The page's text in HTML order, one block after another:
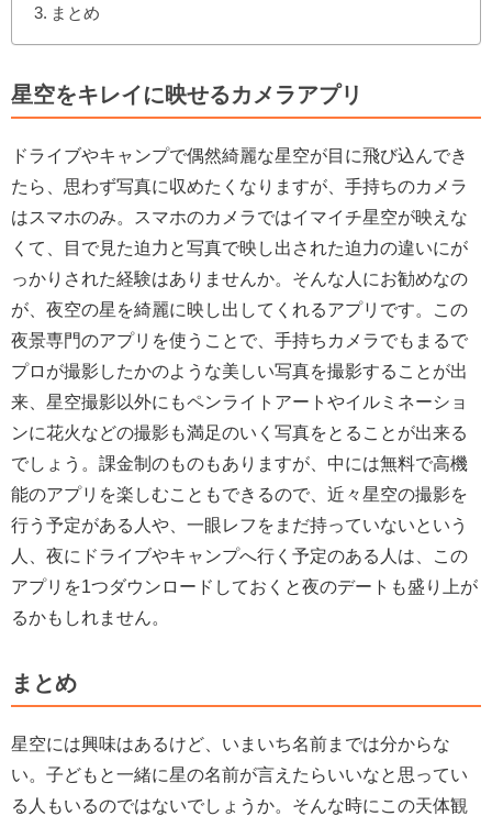
まとめ
星空をキレイに映せるカメラアプリ
ドライブやキャンプで偶然綺麗な星空が目に飛び込んでき
たら、思わず写真に収めたくなりますが、手持ちのカメラ
はスマホのみ。スマホのカメラではイマイチ星空が映えな
くて、目で見た迫力と写真で映し出された迫力の違いにが
っかりされた経験はありませんか。そんな人にお勧めなの
が、夜空の星を綺麗に映し出してくれるアプリです。この
夜景専門のアプリを使うことで、手持ちカメラでもまるで
プロが撮影したかのような美しい写真を撮影することが出
来、星空撮影以外にもペンライトアートやイルミネーショ
ンに花火などの撮影も満足のいく写真をとることが出来る
でしょう。課金制のものもありますが、中には無料で高機
能のアプリを楽しむこともできるので、近々星空の撮影を
行う予定がある人や、一眼レフをまだ持っていないという
人、夜にドライブやキャンプへ行く予定のある人は、この
アプリを1つダウンロードしておくと夜のデートも盛り上が
るかもしれません。
まとめ
星空には興味はあるけど、いまいち名前までは分からな
い。子どもと一緒に星の名前が言えたらいいなと思ってい
る人もいるのではないでしょうか。そんな時にこの天体観